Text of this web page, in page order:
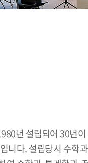
년 설립되어 30년
니다. 설립당시 수학